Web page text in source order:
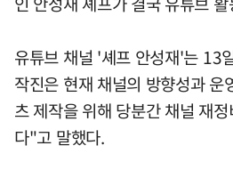
유튜브 채널 '셰프 안성재'는 13
작진은 현재 채널의 방향성과 운
츠 제작을 위해 당분간 채널 재
다"고 말했다.